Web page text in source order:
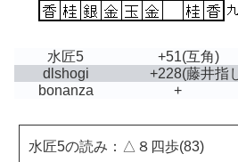
水匠5 +51(互角)
dlshogi
+228(藤井指
bonanza
+
水匠5の読み：△８四歩(83)